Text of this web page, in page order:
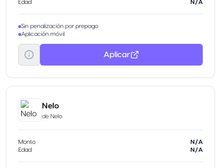
Edad N/A
Sin penalización por prepago
Aplicación móvil
Aplicar
Nelo
de Nelo
Monto
N/A
Edad
N/A